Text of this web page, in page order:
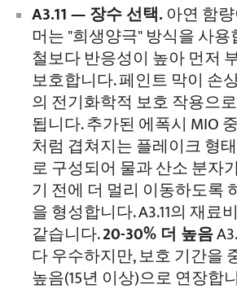
A3.11 — 장수 선택.아연 함
머는 "희생양극" 방식을 사
철보다 반응성이 높아 먼저
보호합니다. 페인트 막이 손
의 전기화학적 보호 작용으
됩니다. 추가된 에폭시 MIO
처럼 겹쳐지는 플레이크 형
로 구성되어 물과 산소 분자
기 전에 더 멀리 이동하도록
을 형성합니다. A3.11의 재료
같습니다.20-30% 더 높음
다 우수하지만, 보호 기간을
높음(15년 이상)으로 연장합